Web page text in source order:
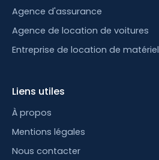
Agence d'assurance
Agence de location de voitures
Entreprise de location de matériel
Liens utiles
À propos
Mentions légales
Nous contacter